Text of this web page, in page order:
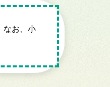
なお、小